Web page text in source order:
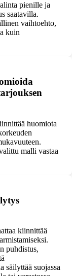
pienille ja
saatavilla.
vaihtoehto,
kuin
huomiota
malli vastaa
kiinnittää
puhdistus,
säilyttää suojassa